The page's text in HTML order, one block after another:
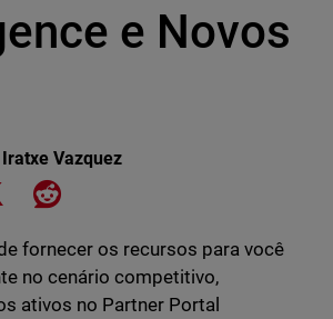
e Novos
Iratxe Vazquez
on Facebook
Share on XShare on Reddit
fornecer os recursos para você
no cenário competitivo,
ativos no Partner Portal